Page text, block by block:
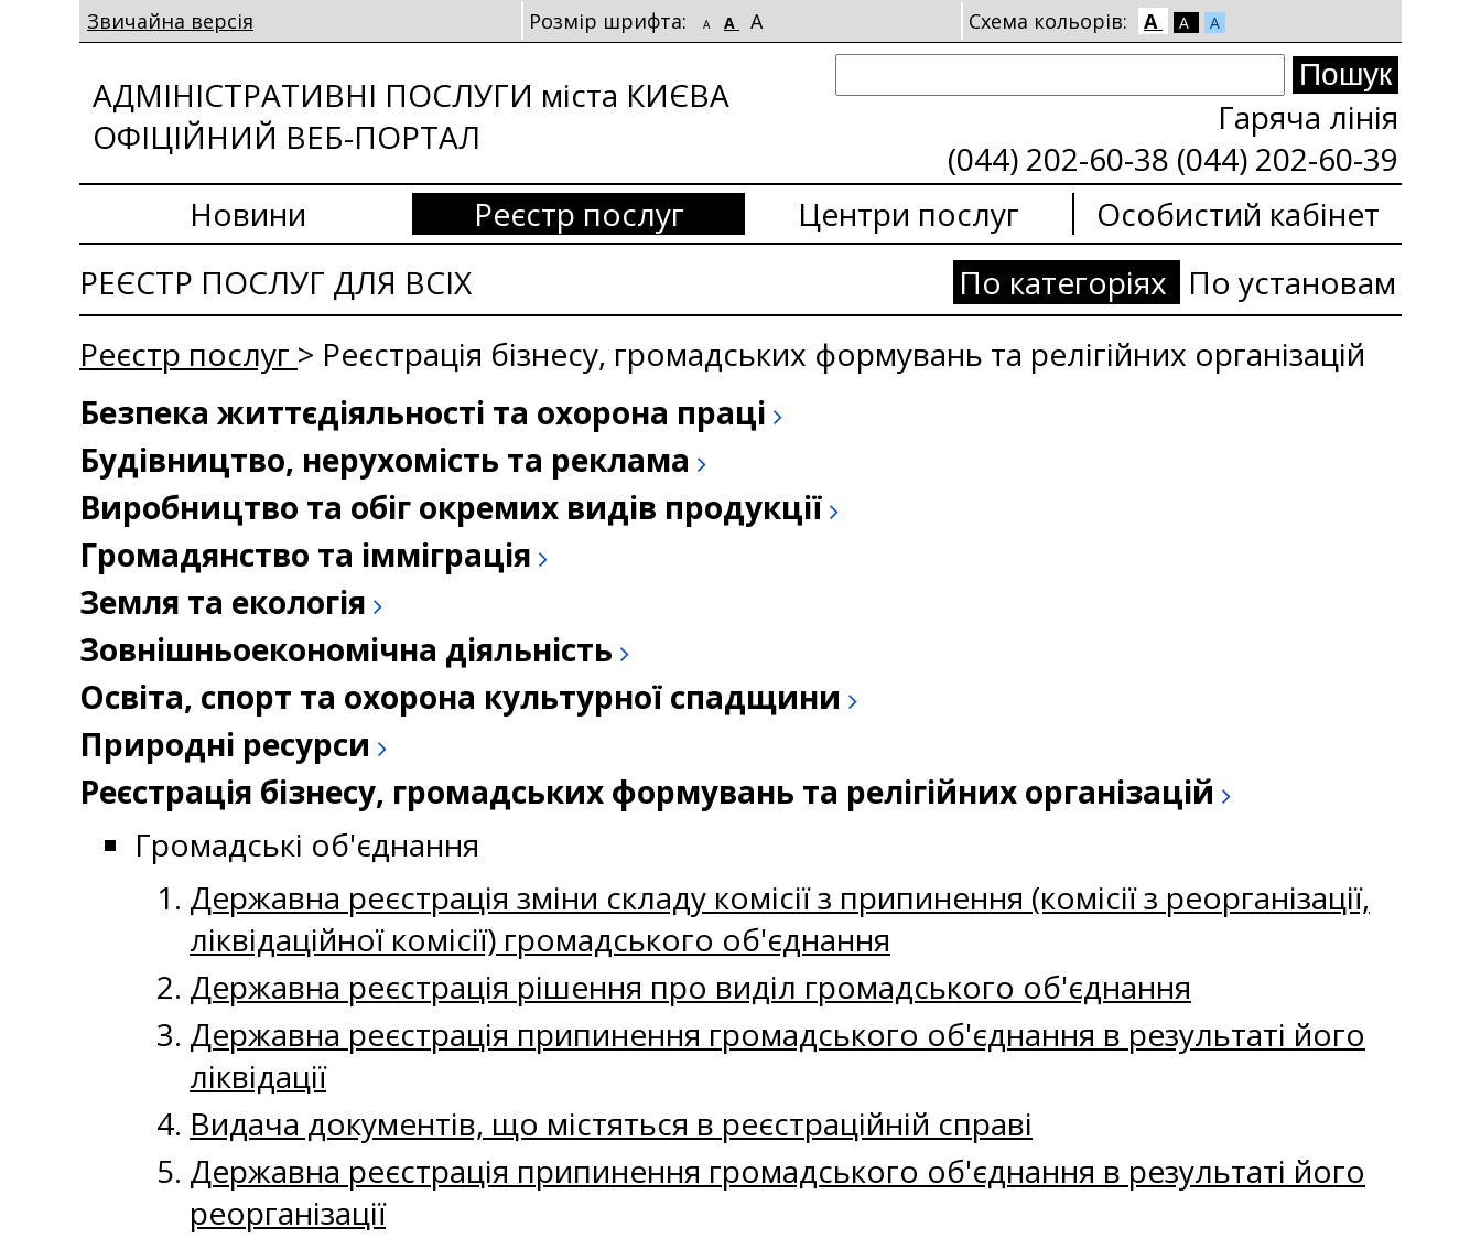
Звичайна версія Розмір шрифта: A A A Схема кольорів: A A A
АДМІНІСТРАТИВНІ ПОСЛУГИ міста КИЄВА
ОФІЦІЙНИЙ ВЕБ-ПОРТАЛ
Гаряча лінія
(044) 202-60-38 (044) 202-60-39
Новини
Реєстр послуг Центри послуг
Особистий кабінет
По категоріях
По установам
РЕЄСТР ПОСЛУГ ДЛЯ ВСІХ
Реєстр послуг > Реєстрація бізнесу, громадських формувань та релігійних організацій
Безпека життєдіяльності та охорона праці
Будівництво, нерухомість та реклама
Виробництво та обіг окремих видів продукції
Громадянство та імміграція
Земля та екологія
Зовнішньоекономічна діяльність
Освіта, спорт та охорона культурної спадщини
Природні ресурси
Реєстрація бізнесу, громадських формувань та релігійних організацій
Громадські об'єднання
Державна реєстрація зміни складу комісії з припинення (комісії з реорганізації,
ліквідаційної комісії) громадського об'єднання
Державна реєстрація рішення про виділ громадського об'єднання
Державна реєстрація припинення громадського об'єднання в результаті його
ліквідації
Видача документів, що містяться в реєстраційній справі
Державна реєстрація припинення громадського об'єднання в результаті його
реорганізації